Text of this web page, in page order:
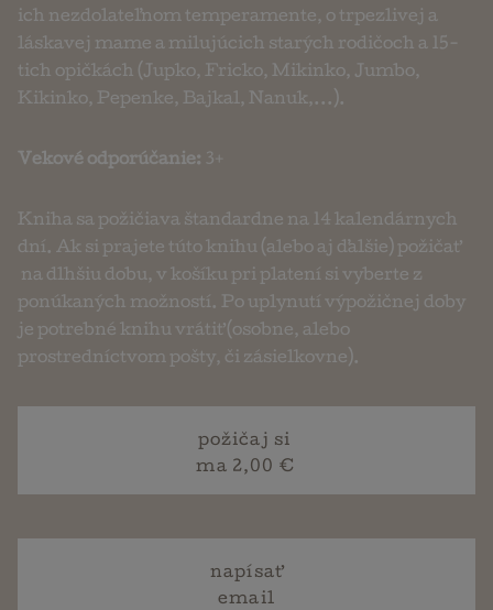
ich nezdolateľnom temperamente, o trpezlivej a
láskavej mame a milujúcich starých rodičoch a 15-
tich opičkách (Jupko, Fricko, Mikinko, Jumbo,
Kikinko, Pepenke, Bajkal, Nanuk,...).
Vekové odporúčanie: 3+
Kniha sa požičiava štandardne na 14 kalendárnych
dní. Ak si prajete túto knihu (alebo aj ďalšie) požičať
na dlhšiu dobu, v košíku pri platení si vyberte z
ponúkaných možností. Po uplynutí výpožičnej doby
je potrebné knihu vrátiť (osobne, alebo
prostredníctvom pošty, či zásielkovne).
požičaj si
ma 2,00 €
napísať
email